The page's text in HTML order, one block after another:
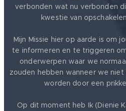
verbonden wat nu verbonden
kwestie van
Mijn Missie hier op aarde is om
te informeren en te triggeren
onderwerpen waar we
zouden hebben wanneer we
worden door een
Op dit moment heb Ik (Dienie